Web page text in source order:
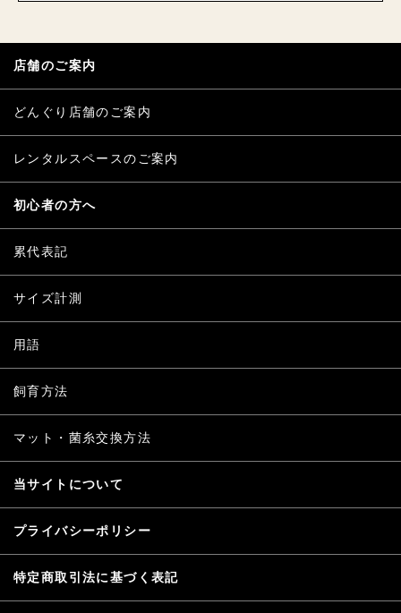
店舗のご案内
どんぐり店舗のご案内
レンタルスペースのご案内
初心者の方へ
累代表記
サイズ計測
用語
飼育方法
マット・菌糸交換方法
当サイトについて
プライバシーポリシー
特定商取引法に基づく表記